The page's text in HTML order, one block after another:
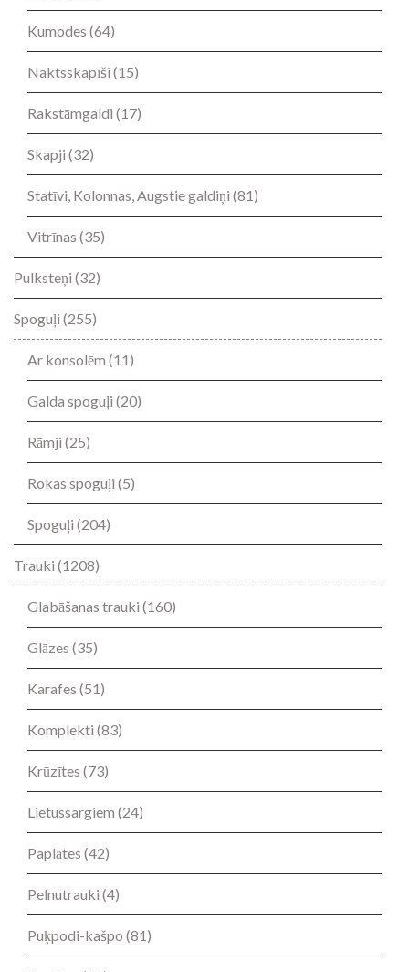
Kumodes (64)
Naktsskapīši (15)
Rakstāmgaldi (17)
Skapji (32)
Statīvi, Kolonnas, Augstie galdiņi (81)
Vitrīnas (35)
Pulksteņi (32)
Spoguļi (255)
Ar konsolēm (11)
Galda spoguļi (20)
Rāmji (25)
Rokas spoguļi (5)
Spoguļi (204)
Trauki (1208)
Glabāšanas trauki (160)
Glāzes (35)
Karafes (51)
Komplekti (83)
Krūzītes (73)
Lietussargiem (24)
Paplātes (42)
Pelnutrauki (4)
Puķpodi-kašpo (81)